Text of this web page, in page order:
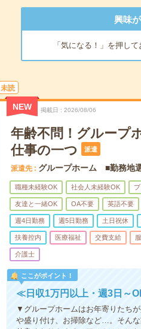
興味
「気になる！」を押し
未読
NEW 掲載日 2026/08/06
年齢不問！グループ
仕事の一つ
派遣
派遣先 グループホーム ■勤務地
職種未経験OK 社会人未経験OK
友達と一緒OK OA不要 英語不要
週4日勤務 週5日勤務 土日祝休
扶養控内 医療福祉 交費支給
介護士
ここがポイント！
≪日収1万円以上・週3日～
▼グループホームはお年寄りたち
や盛り付け、お掃除など…。そん